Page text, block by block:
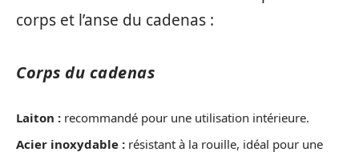
corps et l’anse du cadenas :
Corps du cadenas
Laiton : recommandé pour une utilisation intérieure.
Acier inoxydable : résistant à la rouille, idéal pour une